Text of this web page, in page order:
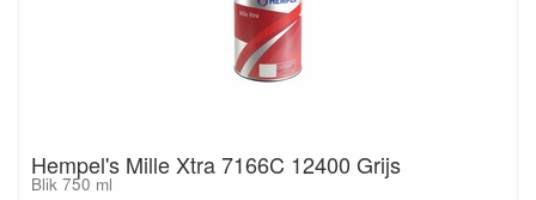
Hempel's Mille Xtra 7166C 12400 Grijs
Blik 750 ml